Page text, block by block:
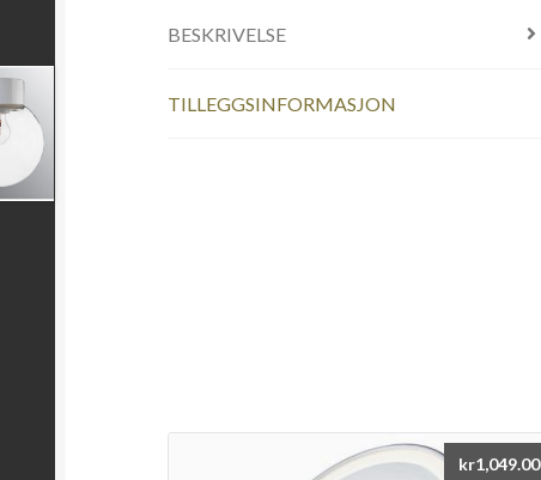
BESKRIVELSE
TILLEGGSINFORMASJON
kr1,049.00